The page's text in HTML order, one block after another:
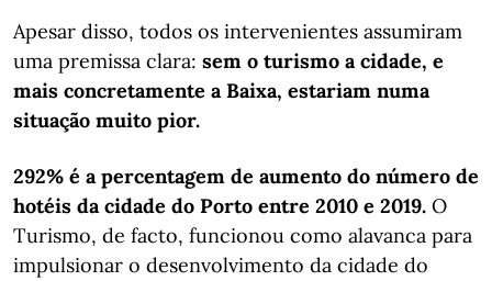
Apesar disso, todos os intervenientes assumiram
uma premissa clara: sem o turismo a cidade, e
mais concretamente a Baixa, estariam numa
situação muito pior.
292% é a percentagem de aumento do número de
hotéis da cidade do Porto entre 2010 e 2019. O
Turismo, de facto, funcionou como alavanca para
impulsionar o desenvolvimento da cidade do